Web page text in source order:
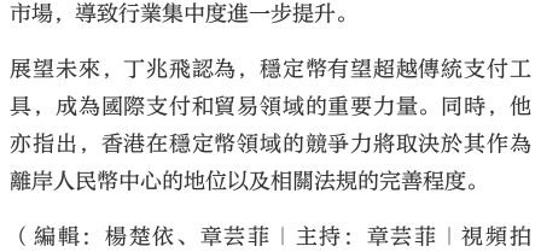
市場，導致行業集中度進一步提升。
展望未來，丁兆飛認為，穩定幣有望超越傳統支付工
具，成為國際支付和貿易領域的重要力量。同時，他
亦指出，香港在穩定幣領域的競爭力將取決於其作為
離岸人民幣中心的地位以及相關法規的完善程度。
（編輯：楊楚依、章芸菲｜主持：章芸菲｜視頻拍